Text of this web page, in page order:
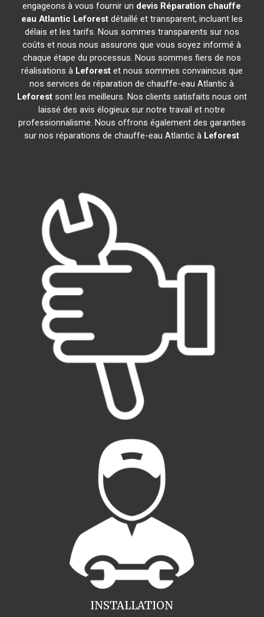
engageons à vous fournir un devis Réparation chauffe
eau Atlantic Leforestdétaillé et transparent, incluant les
délais et les tarifs. Nous sommes transparents sur nos
coûts et nous nous assurons que vous soyez informé à
chaque étape du processus. Nous sommes fiers de nos
réalisations à Leforestet nous sommes convaincus que
nos services de réparation de chauffe-eau Atlantic à
Leforestsont les meilleurs. Nos clients satisfaits nous ont
laissé des avis élogieux sur notre travail et notre
professionnalisme. Nous offrons également des garanties
sur nos réparations de chauffe-eau Atlantic à Leforest
INSTALLATION